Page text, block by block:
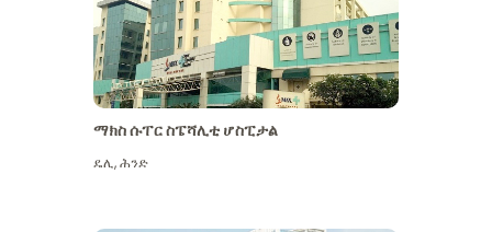
ማክስ ሱፐር ስፔሻሊቲ ሆስፒታል
ዴሊ,ሕንድ